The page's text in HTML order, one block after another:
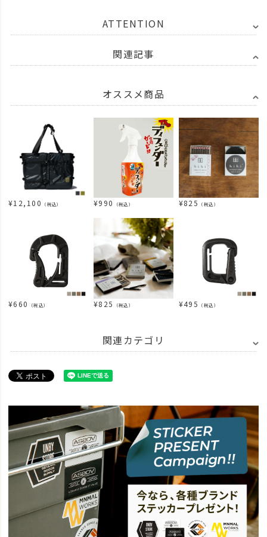
ATTENTION
関連記事
オススメ商品
¥12,100 （税込） ¥990 （税込） ¥825 （税込）
¥660 （税込） ¥825 （税込） ¥495 （税込）
関連カテゴリ
ITEM アウトドア・キャンプ用品